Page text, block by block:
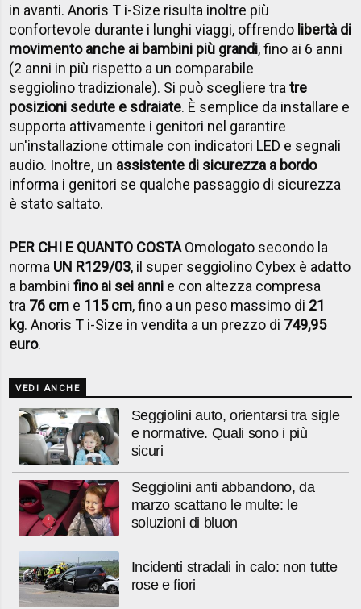
in avanti.Anoris T i-Size risulta inoltre più
confortevole durante i lunghi viaggi, offrendo libertà di
movimento anche ai bambini più grandi, fino ai 6 anni
(2 anni in più rispetto a un comparabile
seggiolino tradizionale). Si può scegliere tratre
posizioni sedute e sdraiate. È semplice da installare e
supporta attivamente i genitori nel garantire
un'installazione ottimale con indicatori LED e segnali
audio. Inoltre, un assistente di sicurezza a bordo
informa i genitori se qualche passaggio di sicurezza
è stato saltato.
PER CHI E QUANTO COSTAOmologato secondo la
norma UN R129/03, il super seggiolino Cybex è adatto
a bambinifino ai sei anni e con altezza compresa
tra 76 cm e 115 cm, fino a un peso massimo di 21
kg.Anoris T i-Size in vendita a un prezzo di 749,95
euro.
VEDI ANCHE
Seggiolini auto, orientarsi tra sigle
e normative. Quali sono i più
sicuri
Seggiolini anti abbandono, da
marzo scattano le multe: le
soluzioni di bluon
Incidenti stradali in calo: non tutte
rose e fiori